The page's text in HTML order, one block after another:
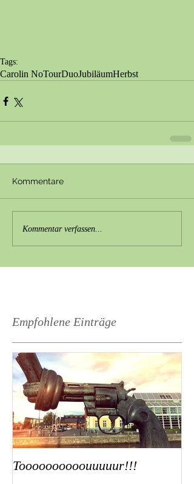
Tags:
Carolin NoTourDuoJubiläumHerbst
Kommentare
Kommentar verfassen...
Empfohlene Einträge
Toooooooooouuuuur!!!